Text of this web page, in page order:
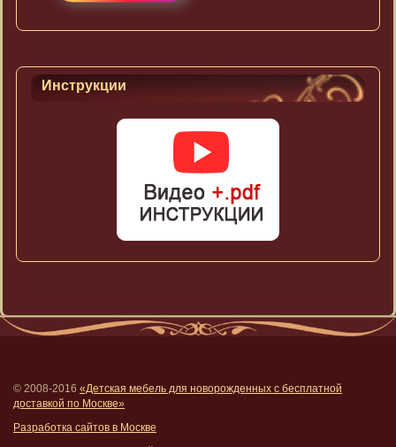
Инструкции
© 2008-2016 «Детская мебель для новорожденных с бесплатной
доставкой по Москве»
Разработка сайтов в Москве